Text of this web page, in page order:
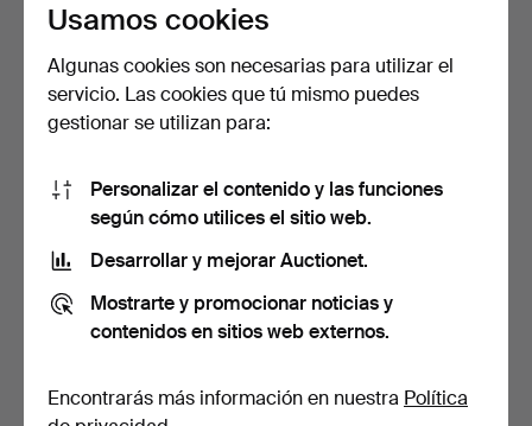
ARNOLD MADSEN (1907-
1989). Butaca 'Oda' co…
Estantería de pared de
mad…
2 días
Usamos cookies
Algunas cookies son necesarias para utilizar el
servicio. Las cookies que tú mismo puedes
gestionar se utilizan para:
Personalizar el contenido y las funciones
según cómo utilices el sitio web.
Desarrollar y mejorar Auctionet.
Mostrarte y promocionar noticias y
contenidos en sitios web externos.
Encontrarás más información en nuestra Política